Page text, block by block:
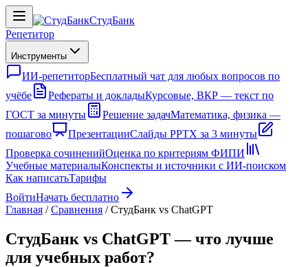
СтудБанк
Репетитор
Инструменты
ИИ-репетиторБесплатный чат для любых вопросов по
учёбе
Рефераты и докладыКурсовые, ВКР — текст по
ГОСТ за минуты
Решение задачМатематика, физика —
пошагово
ПрезентацииСлайды PPTX за 3 минуты
Проверка сочиненийОценка по критериям ФИПИ
Учебные материалыКонспекты и источники с ИИ-поиском
Как написатьТарифы
ВойтиНачать бесплатно
Главная /Сравнения /СтудБанк vs ChatGPT
СтудБанк vs ChatGPT — что лучше
для учебных работ?